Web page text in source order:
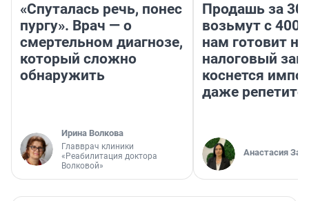
«Спуталась речь, понес
пургу». Врач — о
смертельном диагнозе,
который сложно
обнаружить
Ирина Волкова
Главврач клиники
«Реабилитация доктора
Волковой»
Продашь за
возьмут с
нам готовит
налоговый
коснется
даже
Анастасия